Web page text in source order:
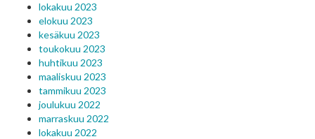
lokakuu 2023
elokuu 2023
kesäkuu 2023
toukokuu 2023
huhtikuu 2023
maaliskuu 2023
tammikuu 2023
joulukuu 2022
marraskuu 2022
lokakuu 2022